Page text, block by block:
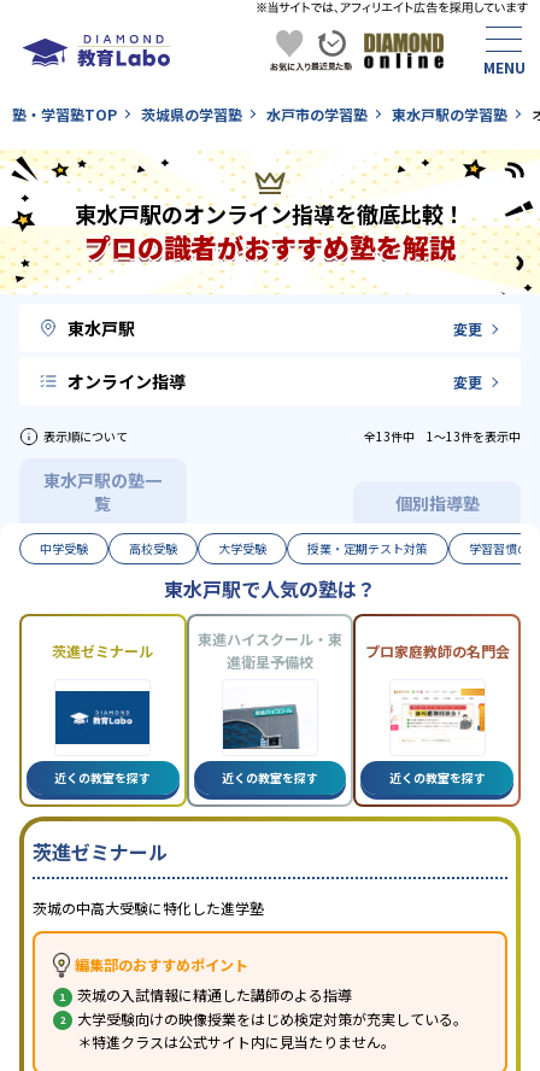
塾・学習塾TOP 茨城県の学習塾 水戸市の学習塾 東水戸駅の学習塾
東水戸駅のオンライン指導を徹底比較！
プロの識者がおすすめ塾を解説
東水戸駅 変更
オンライン指導 変更
表示順について 全13件中 1〜13件を表示中
東水戸駅の塾一
覧
個別指導塾
中学受験 高校受験 大学受験 授業・定期テスト対策 学習習慣の
東水戸駅で人気の塾は？
茨進ゼミナール
近くの教室を探す
東進ハイスクール・東
進衛星予備校
近くの教室を探す
プロ家庭教師の名門会
近くの教室を探す
茨進ゼミナール
茨城の中高大受験に特化した進学塾
編集部のおすすめポイント
茨城の入試情報に精通した講師のよる指導
大学受験向けの映像授業をはじめ検定対策が充実している。
＊特進クラスは公式サイト内に見当たりません。